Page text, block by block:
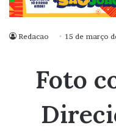
Redacao 15 de março
Foto